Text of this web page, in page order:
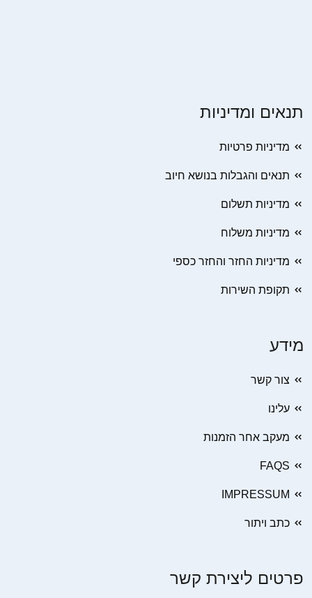
תנאים ומדיניות
מדיניות פרטיות
תנאים והגבלות בנושא חיוב
מדיניות תשלום
מדיניות משלוח
מדיניות החזר והחזר כספי
תקופת השירות
מידע
צור קשר
עלינו
מעקב אחר הזמנות
FAQS
IMPRESSUM
כתב ויתור
פרטים ליצירת קשר